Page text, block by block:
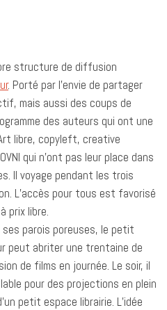
structure de diffusion
. Porté par l’envie de partager
mais aussi des coups de
des auteurs qui ont une
libre, copyleft, creative
qui n’ont pas leur place dans
Il voyage pendant les trois
L’accès pour tous est favorisé
prix libre.
ses parois poreuses, le petit
peut abriter une trentaine de
de films en journée. Le soir, il
pour des projections en plein
petit espace librairie. L’idée